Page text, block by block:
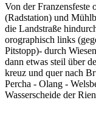
Von der Franzensfeste
(Radstation) und
die Landstraße
orographisch links
Pitstopp)- durch
dann etwas steil über
kreuz und quer nach
Percha - Olang -
Wasserscheide der